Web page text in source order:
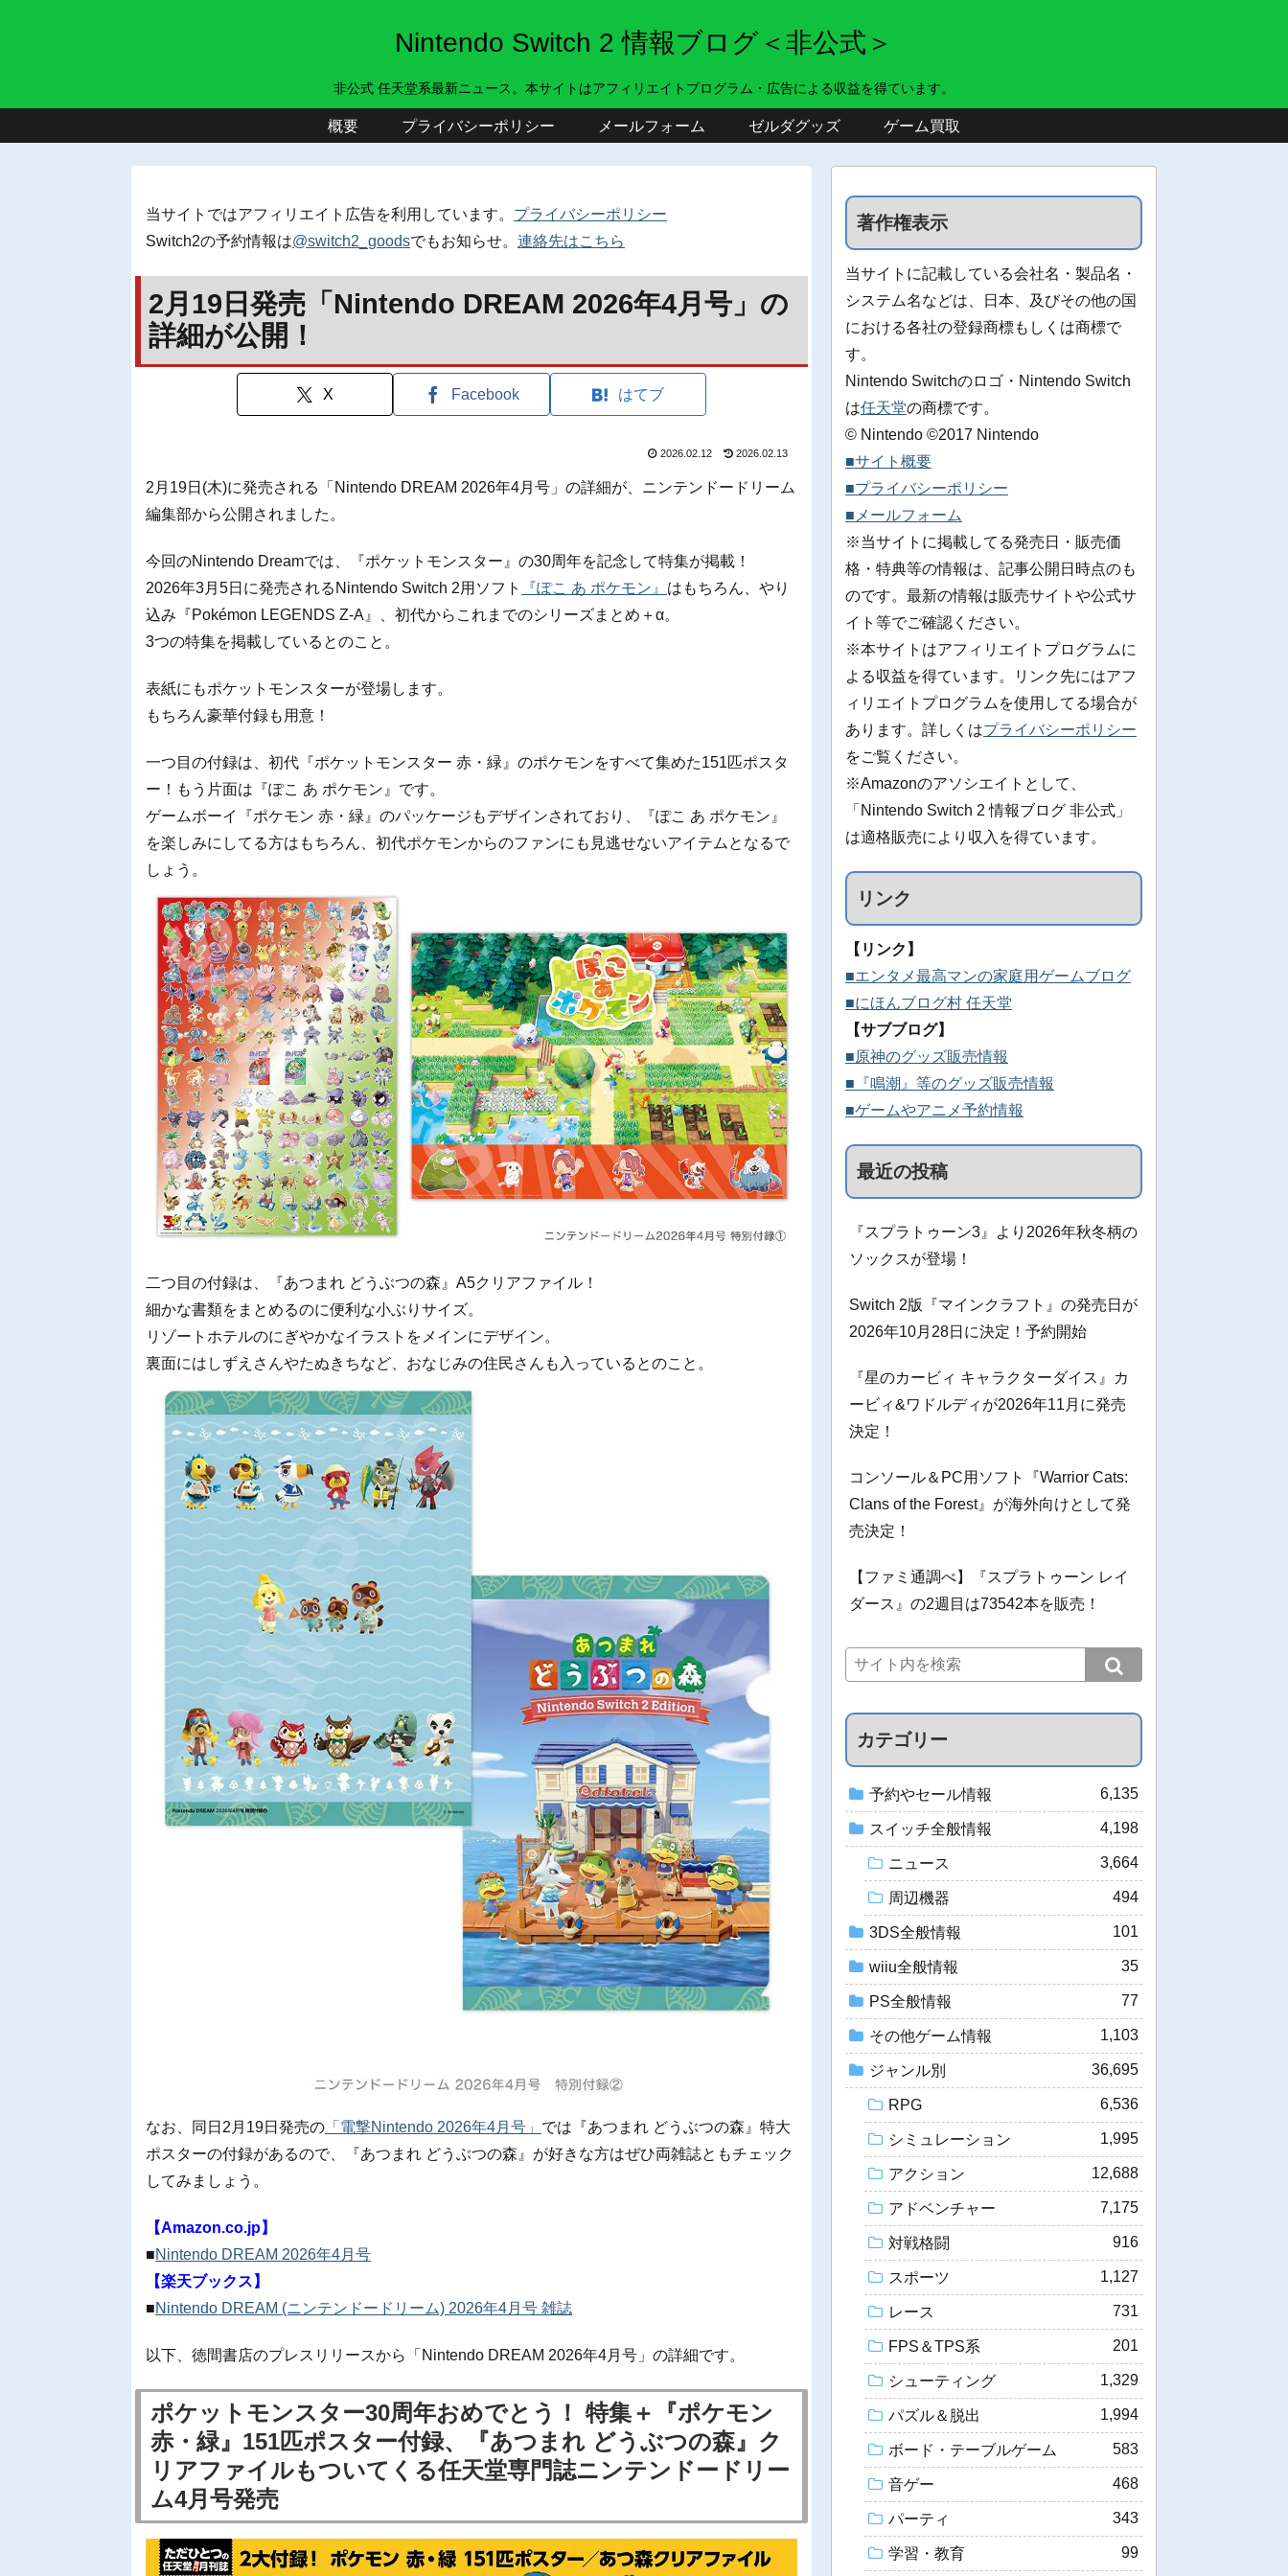
Nintendo Switch 2 情報ブログ＜非公式＞
非公式 任天堂系最新ニュース。本サイトはアフィリエイトプログラム・広告による収益を得ています。
概要 プライバシーポリシー メールフォーム ゼルダグッズ ゲーム買取
当サイトではアフィリエイト広告を利用しています。 プライバシーポリシー
Switch2の予約情報は@switch2_goodsでもお知らせ。 連絡先はこちら
2月19日発売「Nintendo DREAM 2026年4月号」の
詳細が公開！
X Facebook はてブ
2026.02.12 2026.02.13
2月19日(木)に発売される「Nintendo DREAM 2026年4月号」の詳細が、ニンテンドードリーム
編集部から公開されました。
今回のNintendo Dreamでは、『ポケットモンスター』の30周年を記念して特集が掲載！
2026年3月5日に発売されるNintendo Switch 2用ソフト
『ぽこ あ ポケモン』 はもちろん、やり
込み『Pokémon LEGENDS Z-A』、初代からこれまでのシリーズまとめ＋α。
3つの特集を掲載しているとのこと。
表紙にもポケットモンスターが登場します。
もちろん豪華付録も用意！
一つ目の付録は、初代『ポケットモンスター 赤・緑』のポケモンをすべて集めた151匹ポスタ
ー！もう片面は『ぽこ あ ポケモン』です。
ゲームボーイ『ポケモン 赤・緑』のパッケージもデザインされており、『ぽこ あ ポケモン』
を楽しみにしてる方はもちろん、初代ポケモンからのファンにも見逃せないアイテムとなるで
しょう。
二つ目の付録は、『あつまれ どうぶつの森』A5クリアファイル！
細かな書類をまとめるのに便利な小ぶりサイズ。
リゾートホテルのにぎやかなイラストをメインにデザイン。
裏面にはしずえさんやたぬきちなど、おなじみの住民さんも入っているとのこと。
なお、同日2月19日発売の 「電撃Nintendo 2026年4月号」 では『あつまれ どうぶつの森』特大
ポスターの付録があるので、『あつまれ どうぶつの森』が好きな方はぜひ両雑誌ともチェック
してみましょう。
【Amazon.co.jp】
■Nintendo DREAM 2026年4月号
【楽天ブックス】
■Nintendo DREAM (ニンテンドードリーム) 2026年4月号 雑誌
以下、徳間書店のプレスリリースから「Nintendo DREAM 2026年4月号」の詳細です。
ポケットモンスター30周年おめでとう！ 特集＋『ポケモン
赤・緑』151匹ポスター付録、『あつまれ どうぶつの森』ク
リアファイルもついてくる任天堂専門誌ニンテンドードリー
ム4月号発売
著作権表示
当サイトに記載している会社名・製品名・
システム名などは、日本、及びその他の国
における各社の登録商標もしくは商標で
す。
Nintendo Switchのロゴ・Nintendo Switch
は任天堂の商標です。
© Nintendo ©2017 Nintendo
■サイト概要
■プライバシーポリシー
■メールフォーム
※当サイトに掲載してる発売日・販売価
格・特典等の情報は、記事公開日時点のも
のです。最新の情報は販売サイトや公式サ
イト等でご確認ください。
※本サイトはアフィリエイトプログラムに
よる収益を得ています。リンク先にはアフ
ィリエイトプログラムを使用してる場合が
あります。詳しくはプライバシーポリシー
をご覧ください。
※Amazonのアソシエイトとして、
「Nintendo Switch 2 情報ブログ 非公式」
は適格販売により収入を得ています。
リンク
【リンク】
■エンタメ最高マンの家庭用ゲームブログ
■にほんブログ村 任天堂
【サブブログ】
■原神のグッズ販売情報
■『鳴潮』等のグッズ販売情報
■ゲームやアニメ予約情報
最近の投稿
『スプラトゥーン3』より2026年秋冬柄の
ソックスが登場！
Switch 2版『マインクラフト』の発売日が
2026年10月28日に決定！予約開始
『星のカービィ キャラクターダイス』カ
ービィ&ワドルディが2026年11月に発売
決定！
コンソール＆PC用ソフト『Warrior Cats:
Clans of the Forest』が海外向けとして発
売決定！
【ファミ通調べ】『スプラトゥーン レイ
ダース』の2週目は73542本を販売！
カテゴリー
予約やセール情報 6,135
スイッチ全般情報 4,198
ニュース 3,664
周辺機器 494
3DS全般情報 101
wiiu全般情報 35
PS全般情報 77
その他ゲーム情報 1,103
ジャンル別 36,695
RPG 6,536
シミュレーション 1,995
アクション 12,688
アドベンチャー 7,175
対戦格闘 916
スポーツ 1,127
レース 731
FPS＆TPS系 201
シューティング 1,329
パズル＆脱出 1,994
ボード・テーブルゲーム 583
音ゲー 468
パーティ 343
学習・教育 99